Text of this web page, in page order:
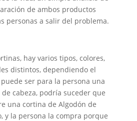
de ambos productos
personas a salir del problema.
hay varios tipos, colores,
distintos, dependiendo el
ser para la persona una
cabeza, podría suceder que
una cortina de Algodón de
y la persona la compra porque